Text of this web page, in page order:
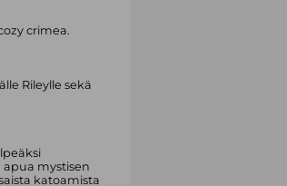
crimea.
Rileylle sekä
apua mystisen
katoamista